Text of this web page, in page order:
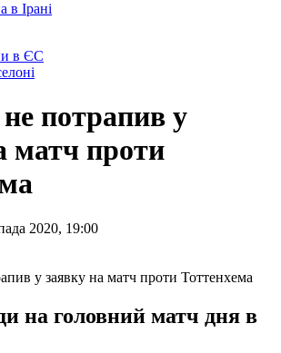
в Ірані
в ЄС
потрапив у
матч проти
2020, 19:00
на головний матч дня в